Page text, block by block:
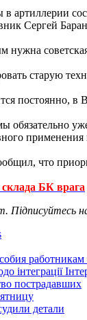
Сергей
старую
постоянно,
что
БК врага
Підписуйтесь
інтеграції
пострадавших
детали